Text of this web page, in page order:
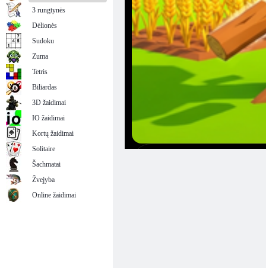
3 rungtynės
Dėlionės
Sudoku
Zuma
Tetris
Biliardas
3D žaidimai
IO žaidimai
Kortų žaidimai
Solitaire
Šachmatai
Žvejyba
Online žaidimai